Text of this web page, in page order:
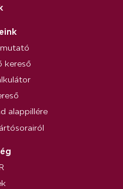
kereső
alappillére